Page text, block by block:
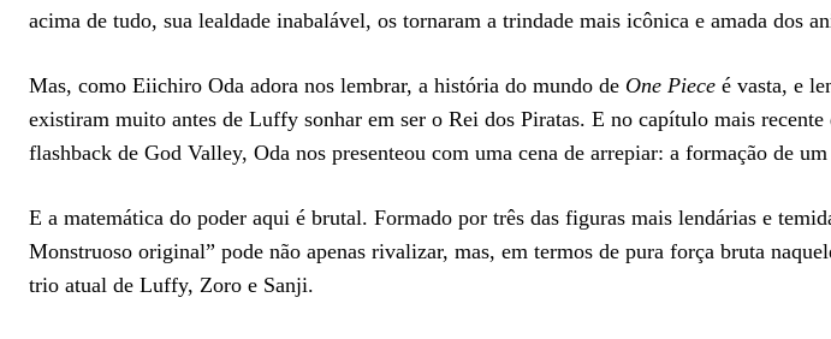
acima de tudo, sua lealdade inabalável, os tornaram a trindade mais icônica e amada dos
Mas, como Eiichiro Oda adora nos lembrar, a história do mundo de One Piece é vasta, e
existiram muito antes de Luffy sonhar em ser o Rei dos Piratas. E no capítulo mais
flashback de God Valley, Oda nos presenteou com uma cena de arrepiar: a formação de um
E a matemática do poder aqui é brutal. Formado por três das figuras mais lendárias e
Monstruoso original” pode não apenas rivalizar, mas, em termos de pura força bruta
trio atual de Luffy, Zoro e Sanji.